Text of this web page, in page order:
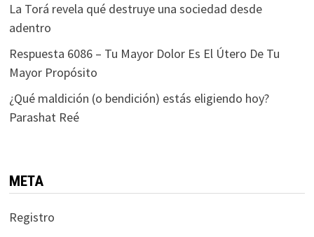
La Torá revela qué destruye una sociedad desde
adentro
Respuesta 6086 – Tu Mayor Dolor Es El Útero De Tu
Mayor Propósito
¿Qué maldición (o bendición) estás eligiendo hoy?
Parashat Reé
META
Registro